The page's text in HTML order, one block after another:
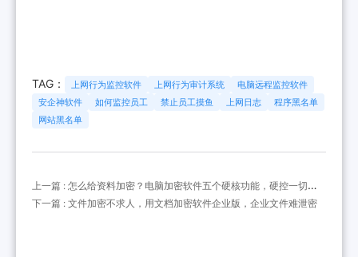
TAG： 上网行为监控软件 上网行为审计系统
电脑远程监控软件
安企神软件
如何监控员工 禁止员工摸鱼 上网日志
程序黑名单
网站黑名单
上一篇 : 怎么给资料加密？电脑加密软件五个硬核功能，硬控一切泄
密
下一篇 : 文件加密不求人，用文档加密软件企业版，企业文件难泄密